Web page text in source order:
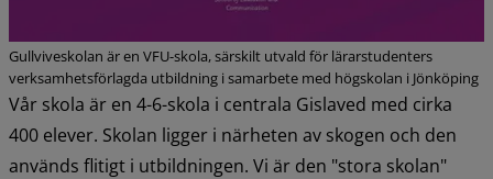
Gullviveskolan är en VFU-skola, särskilt utvald för lärarstudenters
verksamhetsförlagda utbildning i samarbete med högskolan i Jönköping
Vår skola är en 4-6-skola i centrala Gislaved med cirka
400 elever. Skolan ligger i närheten av skogen och den
används flitigt i utbildningen. Vi är den "stora skolan"